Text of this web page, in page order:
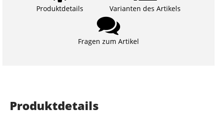
Produktdetails Varianten des Artikels
Fragen zum Artikel
Produktdetails